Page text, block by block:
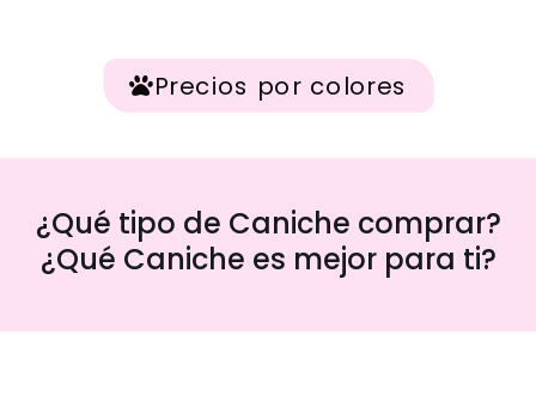
Precios por colores
¿Qué tipo de Caniche comprar?
¿Qué Caniche es mejor para ti?